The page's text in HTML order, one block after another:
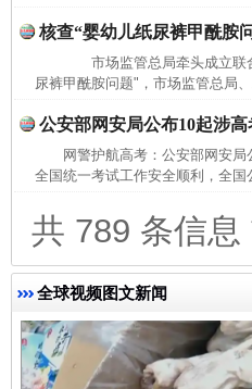
核查“婴幼儿纸尿裤甲酰胺
市场监管总局牵头成立联
尿裤甲酰胺问题"，市场监管总局
公安部网安局公布10起涉
网警护航高考：公安部网安
全国统一考试工作安全顺利，全
共 789 条信息
全球视频图文新闻